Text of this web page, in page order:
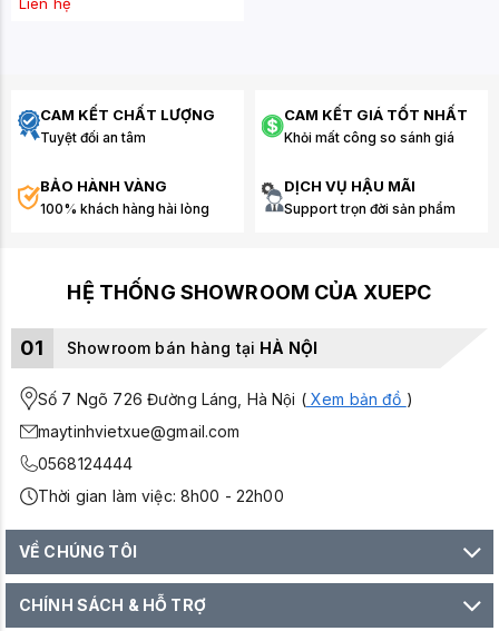
CAM KẾT CHẤT LƯỢNG
Tuyệt đối an tâm
CAM KẾT GIÁ TỐT NHẤT
Khỏi mất công so sánh giá
BẢO HÀNH VÀNG
100% khách hàng hài lòng
DỊCH VỤ HẬU MÃI
Support trọn đời sản phẩm
HỆ THỐNG SHOWROOM CỦA XUEPC
01 Showroom bán hàng tại HÀ NỘI
Số 7 Ngõ 726 Đường Láng, Hà Nội (Xem bản đồ )
maytinhvietxue@gmail.com
0568124444
Thời gian làm việc: 8h00 - 22h00
VỀ CHÚNG TÔI
CHÍNH SÁCH & HỖ TRỢ